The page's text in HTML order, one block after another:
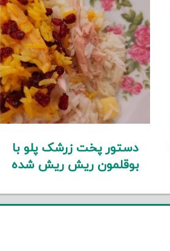
دستور پخت زرشک پلو با
بوقلمون ریش ریش شده